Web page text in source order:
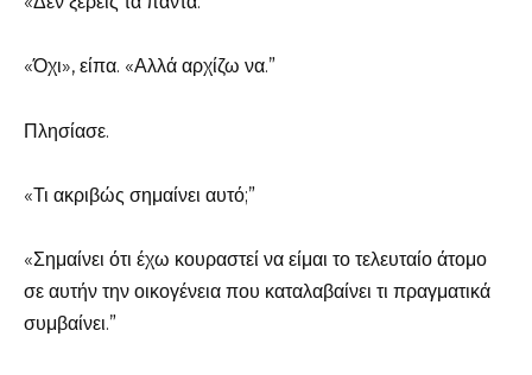
«Όχι», είπα. «Αλλά αρχίζω να.”
Πλησίασε.
«Τι ακριβώς σημαίνει αυτό;”
«Σημαίνει ότι έχω κουραστεί να είμαι το τελευταίο άτομο
σε αυτήν την οικογένεια που καταλαβαίνει τι πραγματικά
συμβαίνει.”